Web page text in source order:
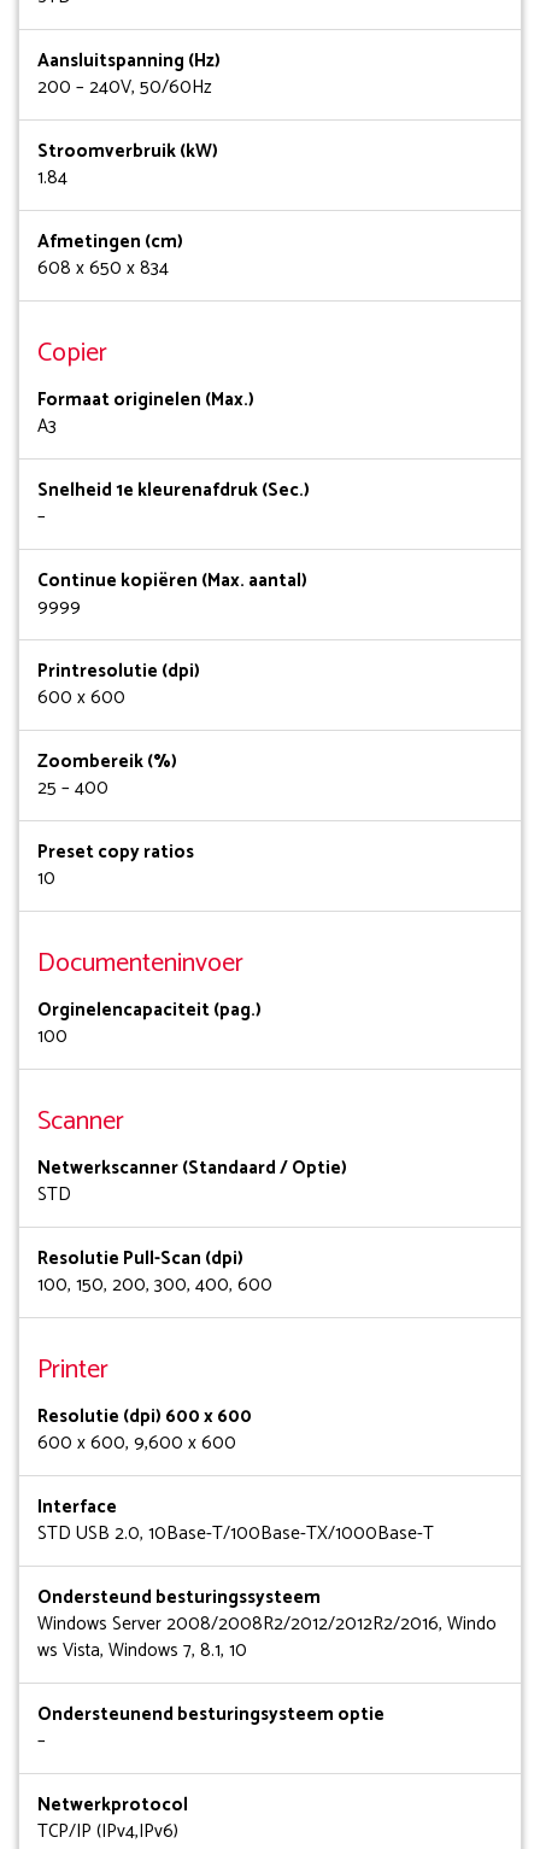
Aansluitspanning (Hz)
200 – 240V, 50/60Hz
Stroomverbruik (kW)
1.84
Afmetingen (cm)
608 x 650 x 834
Copier
Formaat originelen (Max.)
A3
Snelheid 1e kleurenafdruk (Sec.)
–
Continue kopiëren (Max. aantal)
9999
Printresolutie (dpi)
600 x 600
Zoombereik (%)
25 – 400
Preset copy ratios
10
Documenteninvoer
Orginelencapaciteit (pag.)
100
Scanner
Netwerkscanner (Standaard / Optie)
STD
Resolutie Pull-Scan (dpi)
100, 150, 200, 300, 400, 600
Printer
Resolutie (dpi) 600 x 600
600 x 600, 9,600 x 600
Interface
STD USB 2.0, 10Base-T/100Base-TX/1000Base-T
Ondersteund besturingssysteem
Windows Server 2008/2008R2/2012/2012R2/2016, Windo
ws Vista, Windows 7, 8.1, 10
Ondersteunend besturingsysteem optie
–
Netwerkprotocol
TCP/IP (IPv4,IPv6)